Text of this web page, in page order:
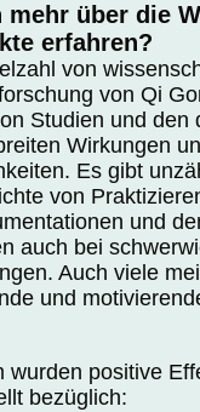
mehr über die
erfahren?
von
von Qi
Studien und den
Wirkungen
Es gibt
von
und
auch bei
Auch viele
und
wurden positive
bezüglich: